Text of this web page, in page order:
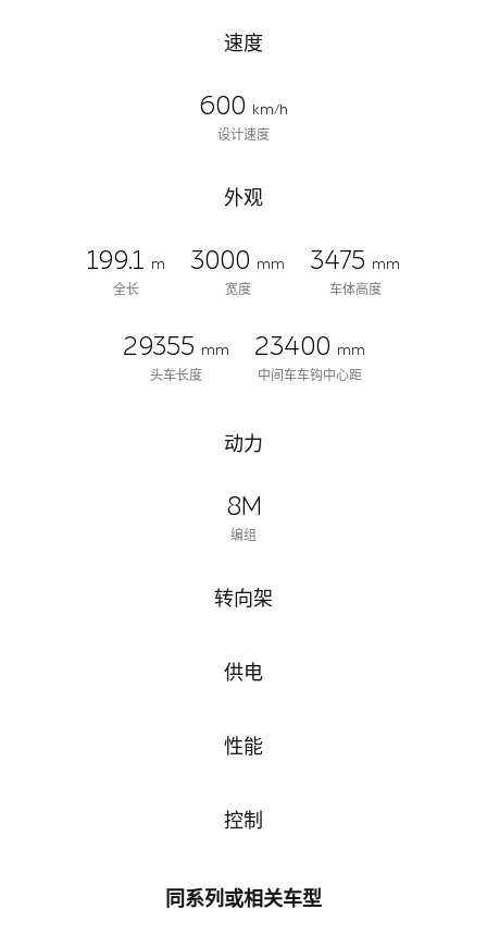
速度
600 km/h
设计速度
外观
199.1 m
全长
3000 mm
宽度
3475 mm
车体高度
29355 mm
头车长度
23400 mm
中间车车钩中心距
动力
8M
编组
转向架
供电
性能
控制
同系列或相关车型